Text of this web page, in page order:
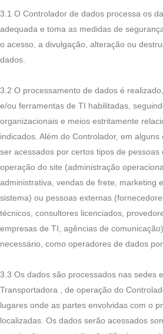
3.1 O Controlador de dados processa os
adequada e toma as medidas de
o acesso, a divulgação, alteração ou
dados.
3.2 O processamento de dados é
e/ou ferramentas de TI habilitadas,
organizacionais e meios estritamente
indicados. Além do Controlador, em
ser acessados por certos tipos de pessoas
operação do site (administração
administrativa, vendas de frete, marketing
sistema) ou pessoas externas
técnicos, consultores licenciados,
empresas de TI, agências de
necessário, como operadores de dados
3.3 Os dados são processados nas sedes
Transportadora , de operação do
lugares onde as partes envolvidas com o
localizadas. Os dados serão acessados